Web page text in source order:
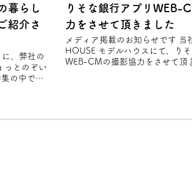
暮らし
紹介さ
、弊社の
っとのぞい
の中で、
りそな銀⾏アプリWEB-
力をさせて頂きました
メディア掲載のお知らせです 当社のFREAK'S
HOUSE モデルハウスにて、り
WEB-CMの撮影協力をさせて頂き